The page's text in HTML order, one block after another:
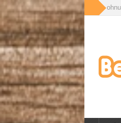
Was Wohnungskatzen für ein